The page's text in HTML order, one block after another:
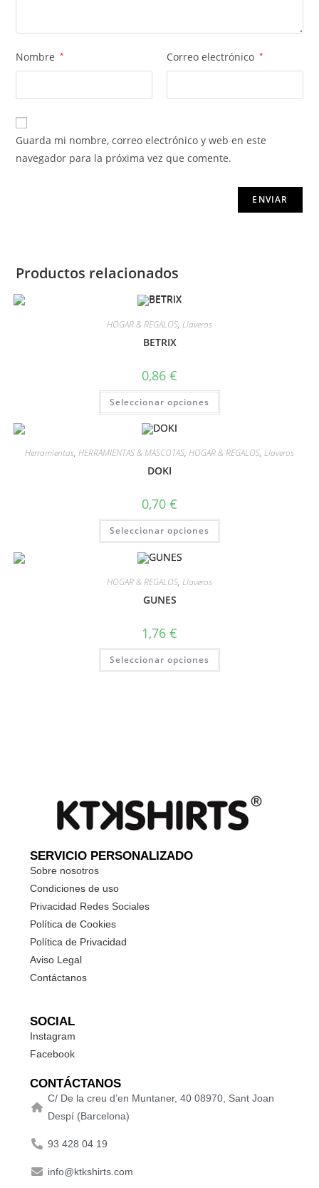
Nombre * Correo electrónico *
Guarda mi nombre, correo electrónico y web en este
navegador para la próxima vez que comente.
Productos relacionados
HOGAR & REGALOS, Llaveros
BETRIX
0,86 €
Seleccionar opciones
Herramientas, HERRAMIENTAS & MASCOTAS, HOGAR & REGALOS, Llaveros
DOKI
0,70 €
Seleccionar opciones
HOGAR & REGALOS, Llaveros
GUNES
1,76 €
Seleccionar opciones
SERVICIO PERSONALIZADO
Sobre nosotros
Condiciones de uso
Privacidad Redes Sociales
Política de Cookies
Política de Privacidad
Aviso Legal
Contáctanos
SOCIAL
Instagram
Facebook
CONTÁCTANOS
C/ De la creu d’en Muntaner, 40 08970, Sant Joan
Despí (Barcelona)
93 428 04 19
info@ktkshirts.com